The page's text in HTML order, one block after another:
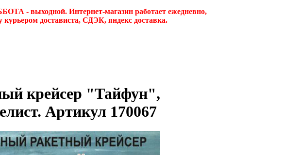
- выходной. Интернет-магазин работает ежедневно,
достависта, СДЭК, яндекс доставка.
крейсер "Тайфун",
Артикул 170067